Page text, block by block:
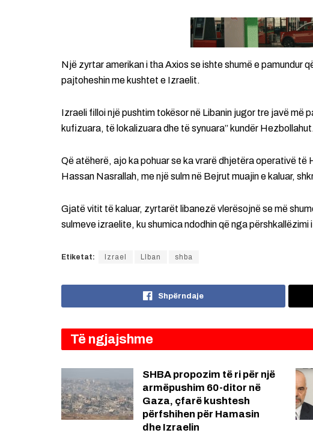
Një zyrtar amerikan i tha Axios se ishte shumë e pamundur
pajtoheshin me kushtet e Izraelit.
Izraeli filloi një pushtim tokësor në Libanin jugor tre javë më
kufizuara, të lokalizuara dhe të synuara” kundër Hezbollahut.
Që atëherë, ajo ka pohuar se ka vrarë dhjetëra operativë të
Hassan Nasrallah, me një sulm në Bejrut muajin e kaluar,
Gjatë vitit të kaluar, zyrtarët libanezë vlerësojnë se më
sulmeve izraelite, ku shumica ndodhin që nga përshkallëzimi
Etiketat: Izrael LIban shba
Shpërndaje
Të ngjajshme
SHBA propozim të ri për një
armëpushim 60-ditor në
Gaza, çfarë kushtesh
përfshihen për Hamasin
dhe Izraelin